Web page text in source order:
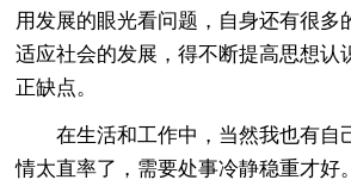
用发展的眼光看问题，自身还有很多
适应社会的发展，得不断提高思想认
正缺点。
在生活和工作中，当然我也有自
情太直率了，需要处事冷静稳重才好